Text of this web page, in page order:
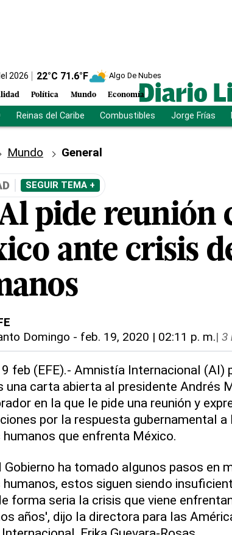
2026 22°C 71.6°F Algo De Nubes
Política Mundo Economía
Reinas del Caribe Combustibles Jorge Frías
Mundo General
SEGUIR TEMA +
pide reunión
ante crisis
Domingo - feb. 19, 2020 | 02:11 p. m.| 3
feb (EFE).- Amnistía Internacional (AI)
una carta abierta al presidente Andrés
en la que le pide una reunión y
por la respuesta gubernamental a
que enfrenta México.
Gobierno ha tomado algunos pasos en
estos siguen siendo
forma seria la crisis que viene
años', dijo la directora para las